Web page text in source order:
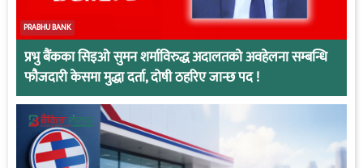
PRABHU BANK
प्रभु बैंकका सिइओ सुमन शर्माविरुद्ध अदालतको अवहेलना सम्बन्धि
फौजदारी केसमा मुद्धा दर्ता, दोषी ठहरिए जान्छ पद !